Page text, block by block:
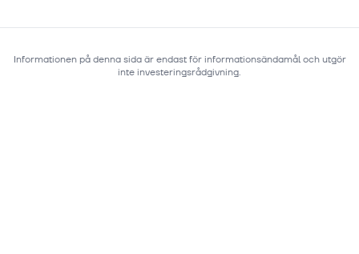
Informationen på denna sida är endast för informationsändamål och utgör
inte investeringsrådgivning.